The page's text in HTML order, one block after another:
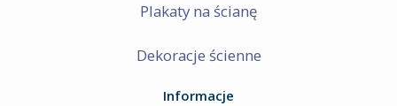
Plakaty na ścianę
Dekoracje ścienne
Informacje